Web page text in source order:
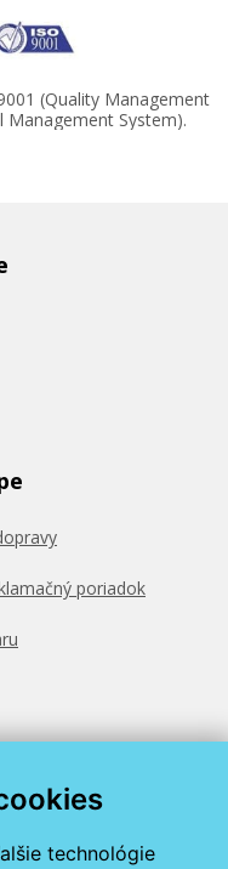
technológie
(Quality Management
Management System).
poriadok